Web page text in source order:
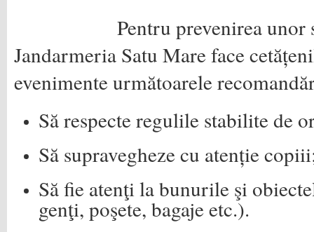
Pentru prevenirea unor
Jandarmeria Satu Mare face
evenimente următoarele
Să respecte regulile stabilite de
Să supravegheze cu atenție
Să fie atenţi la bunurile şi
genţi, poşete, bagaje etc.).